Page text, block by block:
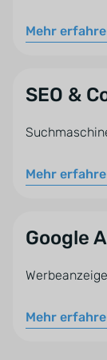
Mehr
SEO &
Mehr
Google
Mehr